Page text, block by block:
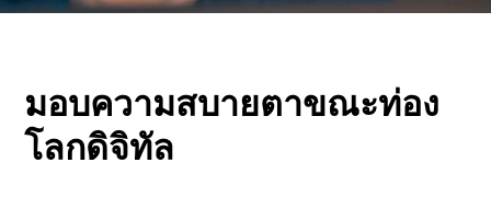
มอบความสบายตาขณะท่อง
โลกดิจิทัล